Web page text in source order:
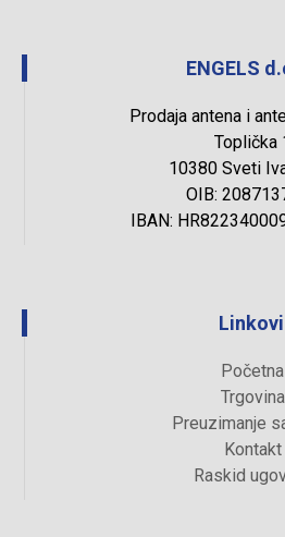
ENGELS
Prodaja antena i
Toplička
10380 Sveti
OIB:
IBAN:
Linkovi
Početna
Trgovina
Preuzimanje
Kontakt
Raskid